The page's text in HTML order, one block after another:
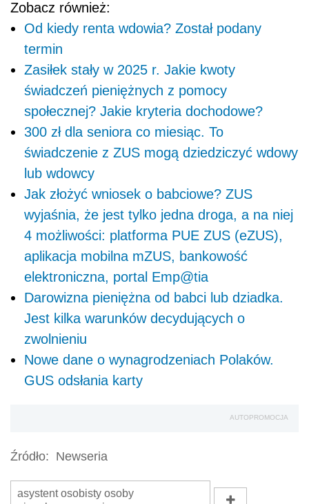
Zobacz również:
Od kiedy renta wdowia? Został podany
termin
Zasiłek stały w 2025 r. Jakie kwoty
świadczeń pieniężnych z pomocy
społecznej? Jakie kryteria dochodowe?
300 zł dla seniora co miesiąc. To
świadczenie z ZUS mogą dziedziczyć wdowy
lub wdowcy
Jak złożyć wniosek o babciowe? ZUS
wyjaśnia, że jest tylko jedna droga, a na niej
4 możliwości: platforma PUE ZUS (eZUS),
aplikacja mobilna mZUS, bankowość
elektroniczna, portal Emp@tia
Darowizna pieniężna od babci lub dziadka.
Jest kilka warunków decydujących o
zwolnieniu
Nowe dane o wynagrodzeniach Polaków.
GUS odsłania karty
AUTOPROMOCJA
Źródło: Newseria
asystent osobisty osoby